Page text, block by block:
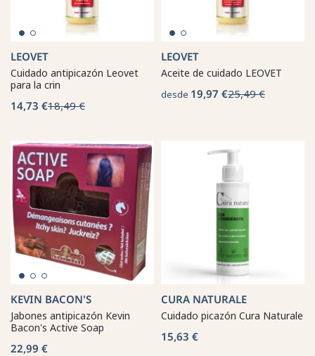
LEOVET
Cuidado antipicazón Leovet
para la crin
14,73 €18,49 €
LEOVET
Aceite de cuidado LEOVET
desde 19,97 €25,49 €
KEVIN BACON'S
Jabones antipicazón Kevin
Bacon's Active Soap
22,99 €
CURA NATURALE
Cuidado picazón Cura Naturale
15,63 €